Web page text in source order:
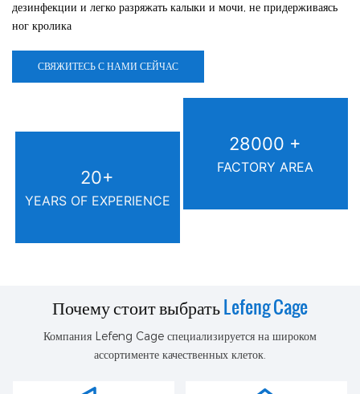
дезинфекции и легко разряжать калыки и мочи, не придерживаясь
ног кролика
СВЯЖИТЕСЬ С НАМИ СЕЙЧАС
20+
YEARS OF EXPERIENCE
28000 +
FACTORY AREA
Почему стоит выбратьLefeng Cage
Компания Lefeng Cage специализируется на широком
ассортименте качественных клеток.